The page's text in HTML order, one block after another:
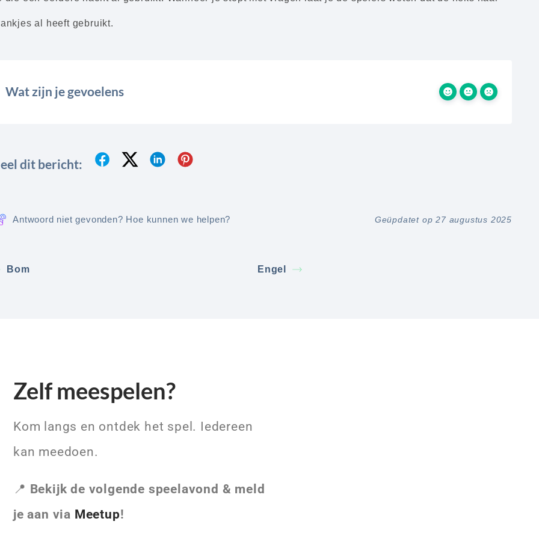
al heeft gebruikt.
Wat zijn je gevoelens
dit bericht:
Antwoord niet gevonden? Hoe kunnen we helpen? Geüpdatet op 27 augustus 2025
Bom Engel
Zelf meespelen?
Kom langs en ontdek het spel. Iedereen
kan meedoen.
📍 Bekijk de volgende speelavond & meld
je aan via Meetup!